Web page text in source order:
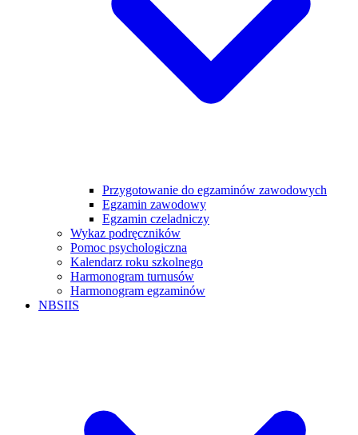
Przygotowanie do egzaminów zawodowych
Egzamin zawodowy
Egzamin czeladniczy
Wykaz podręczników
Pomoc psychologiczna
Kalendarz roku szkolnego
Harmonogram turnusów
Harmonogram egzaminów
NBSIIS